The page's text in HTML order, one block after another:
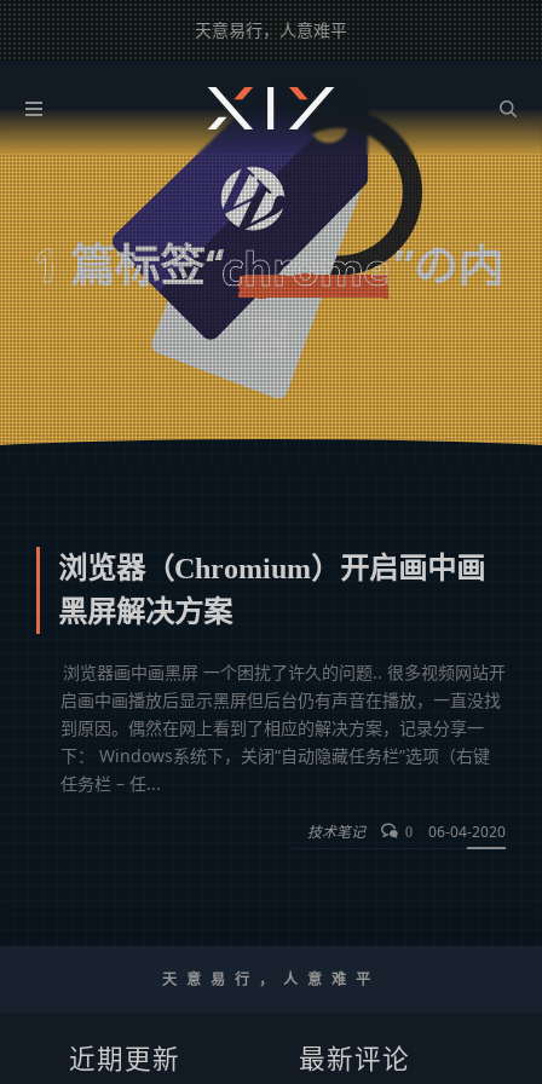
天意易行，人意难平
2BROEARの chrome Tag
1篇标签“chrome”の内
容
浏览器（Chromium）开启画中画
黑屏解决方案
浏览器画中画黑屏 一个困扰了许久的问题.. 很多视频网站开
启画中画播放后显示黑屏但后台仍有声音在播放，一直没找
到原因。偶然在网上看到了相应的解决方案，记录分享一
下： Windows系统下，关闭“自动隐藏任务栏”选项（右键
任务栏 – 任...
技术笔记 0 06-04-2020
天意易行，人意难平
近期更新 最新评论